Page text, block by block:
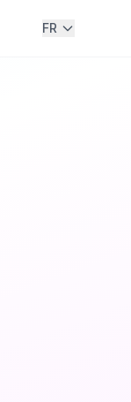
FR